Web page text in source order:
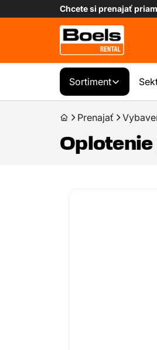
Chcete si prenajať
Sortiment
Prenajať